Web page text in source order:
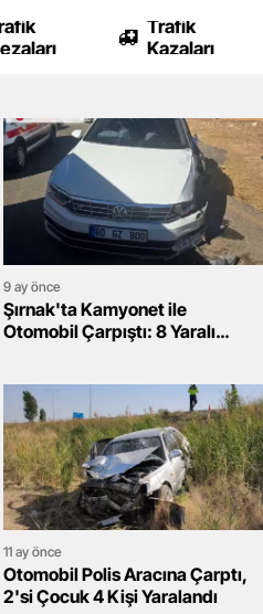
Trafik
Kazaları
9 ay önce
Şırnak'ta Kamyonet ile
Otomobil Çarpıştı: 8 Yaralı
11 ay önce
Otomobil Polis Aracına Çarptı,
2'si Çocuk 4 Kişi Yaralandı